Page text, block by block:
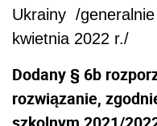
Ukrainy /generalnie
kwietnia 2022 r./
Dodany § 6b
rozwiązanie,